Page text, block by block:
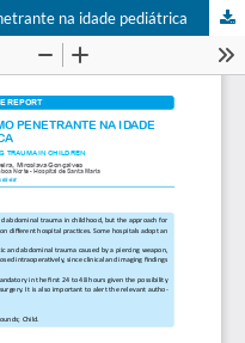
na idade pediátrica